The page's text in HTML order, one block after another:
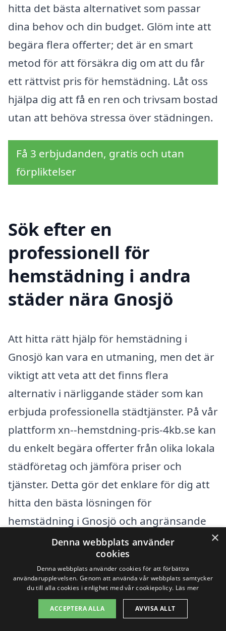
hitta det bästa alternativet som passar
dina behov och din budget. Glöm inte att
begära flera offerter; det är en smart
metod för att försäkra dig om att du får
ett rättvist pris för hemstädning. Låt oss
hjälpa dig att få en ren och trivsam bostad
utan att behöva stressa över städningen.
Få 3 erbjudanden, gratis och utan
förpliktelser
Sök efter en
professionell för
hemstädning i andra
städer nära Gnosjö
Att hitta rätt hjälp för hemstädning i
Gnosjö kan vara en utmaning, men det är
viktigt att veta att det finns flera
alternativ i närliggande städer som kan
erbjuda professionella städtjänster. På vår
plattform xn--hemstdning-pris-4kb.se kan
du enkelt begära offerter från olika lokala
städföretag och jämföra priser och
tjänster. Detta gör det enklare för dig att
hitta den bästa lösningen för
hemstädning i Gnosjö och angränsande
områden.
Några av städerna i närheten av Gnosjö
där du kan hitta städservice inkluderar:
Värnamo
×
Denna webbplats använder
cookies
Denna webbplats använder cookies för att förbättra
användarupplevelsen. Genom att använda vår webbplats samtycker
du till alla cookies i enlighet med vår cookiepolicy. Läs mer
ACCEPTERA ALLA AVVISA ALLT